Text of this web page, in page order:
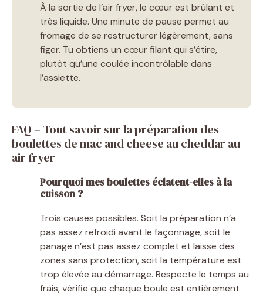
À la sortie de l’air fryer, le cœur est brûlant et
très liquide. Une minute de pause permet au
fromage de se restructurer légèrement, sans
figer. Tu obtiens un cœur filant qui s’étire,
plutôt qu’une coulée incontrôlable dans
l’assiette.
FAQ – Tout savoir sur la préparation des
boulettes de mac and cheese au cheddar au
air fryer
Pourquoi mes boulettes éclatent-elles à la
cuisson ?
Trois causes possibles. Soit la préparation n’a
pas assez refroidi avant le façonnage, soit le
panage n’est pas assez complet et laisse des
zones sans protection, soit la température est
trop élevée au démarrage. Respecte le temps au
frais, vérifie que chaque boule est entièrement